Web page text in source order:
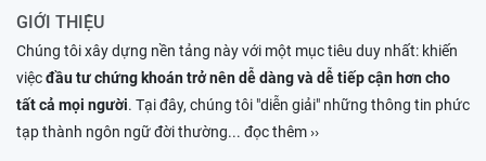
GIỚI THIỆU
Chúng tôi xây dựng nền tảng này với một mục tiêu duy nhất: khiến
việcđầu tư chứng khoán trở nên dễ dàng và dễ tiếp cận hơn cho
tất cả mọi người. Tại đây, chúng tôi "diễn giải" những thông tin phức
tạp thành ngôn ngữ đời thường... đọc thêm ››